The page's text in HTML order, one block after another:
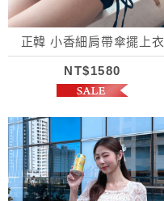
正韓 小香細肩帶傘擺上衣
NT$1580